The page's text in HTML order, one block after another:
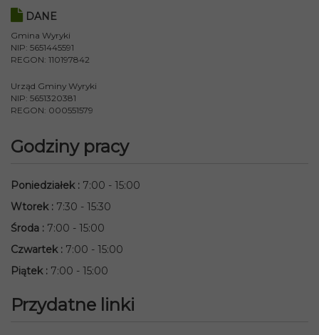
DANE
Gmina Wyryki
NIP: 5651445591
REGON: 110197842
Urząd Gminy Wyryki
NIP: 5651320381
REGON: 000551579
Godziny pracy
Poniedziałek: 7:00 - 15:00
Wtorek: 7:30 - 15:30
Środa : 7:00 - 15:00
Czwartek: 7:00 - 15:00
Piątek: 7:00 - 15:00
Przydatne linki